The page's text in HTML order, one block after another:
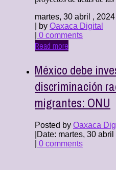
martes, 30 abril , 2024
| by Oaxaca Digital
0 comments
Read more
México debe
discriminación
migrantes: ONU
Posted by Oaxaca
Date: martes, 30 abril
0 comments